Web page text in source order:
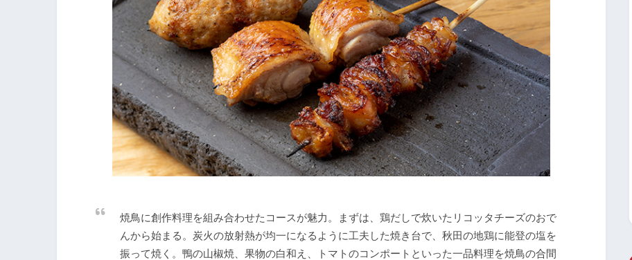
焼鳥に創作料理を組み合わせたコースが魅力。まずは、鶏だしで炊いたリコッタチーズのおで
んから始まる。炭火の放射熱が均一になるように工夫した焼き台で、秋田の地鶏に能登の塩を
振って焼く。鴨の山椒焼、果物の白和え、トマトのコンポートといった一品料理を焼鳥の合間